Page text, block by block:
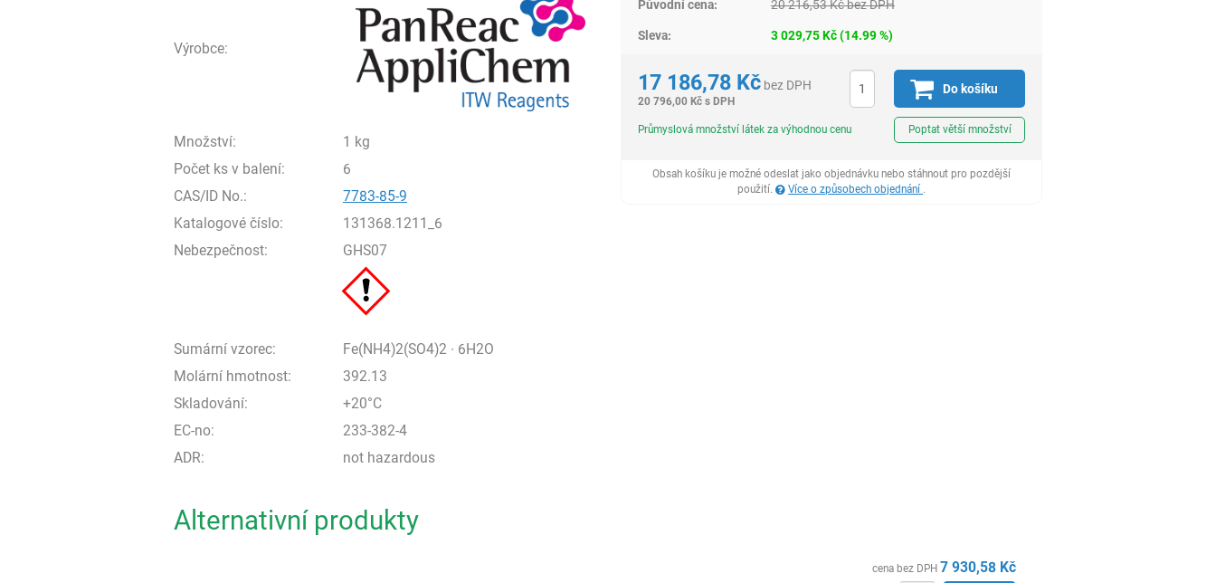
Výrobce:
Množství:
1 kg
Počet ks v balení:
6
CAS/ID No.:
7783-85-9
Katalogové číslo:
131368.1211_6
Nebezpečnost:
GHS07
Sumární vzorec:
Fe(NH4)2(SO4)2 · 6H2O
Molární hmotnost:
392.13
Skladování:
+20°C
EC-no:
233-382-4
ADR:
not hazardous
Původní cena: 20 216,53Kčbez DPH
Sleva: 3 029,75Kč(14.99%)
17 186,78 Kč bez DPH
20 796,00 Kč s DPH
Do košíku
Průmyslová množství látek za výhodnou cenu Poptat větší množství
Obsah košíku je možné odeslat jako objednávku nebo stáhnout pro pozdější
použití.
Více o způsobech objednání
Alternativní produkty
cena bez DPH 7 930,58 Kč